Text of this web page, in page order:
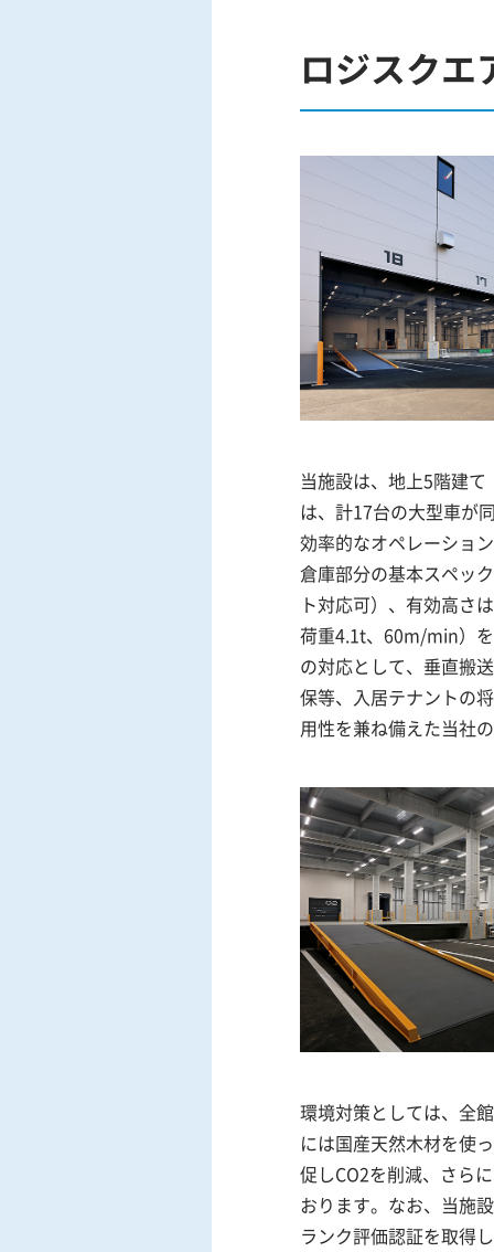
ロジスク
当施設は、地上5階建
は、計17台の大型車が
効率的なオペレーショ
倉庫部分の基本スペッ
ト対応可）、有効高さ
荷重4.1t、60m/min）
の対応として、垂直搬
保等、入居テナントの
用性を兼ね備えた当社
環境対策としては、全
には国産天然木材を使
促しCO2を削減、さら
おります。なお、当
ランク評価認証を取得